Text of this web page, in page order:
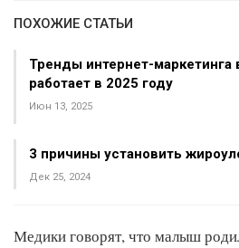
ПОХОЖИЕ СТАТЬИ
Тренды интернет-маркетинга
работает в 2025 году
Июн 13, 2025
3 причины установить
Дек 25, 2024
Медики говорят, что малыш